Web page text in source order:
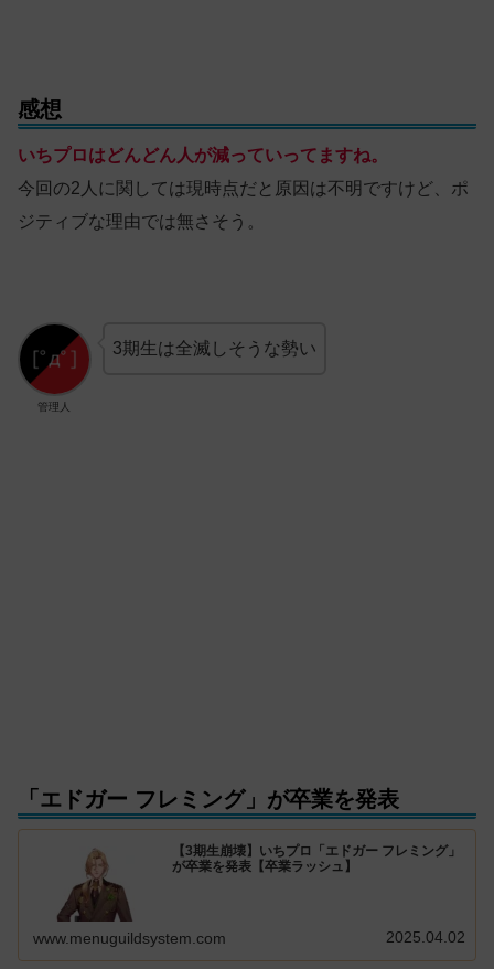
感想
いちプロはどんどん人が減っていってますね。
今回の2人に関しては現時点だと原因は不明ですけど、ポ
ジティブな理由では無さそう。
管理人
3期生は全滅しそうな勢い
「エドガー フレミング」が卒業を発表
【3期生崩壊】いちプロ「エドガー フレミング」
が卒業を発表【卒業ラッシュ】
www.menuguildsystem.com 2025.04.02